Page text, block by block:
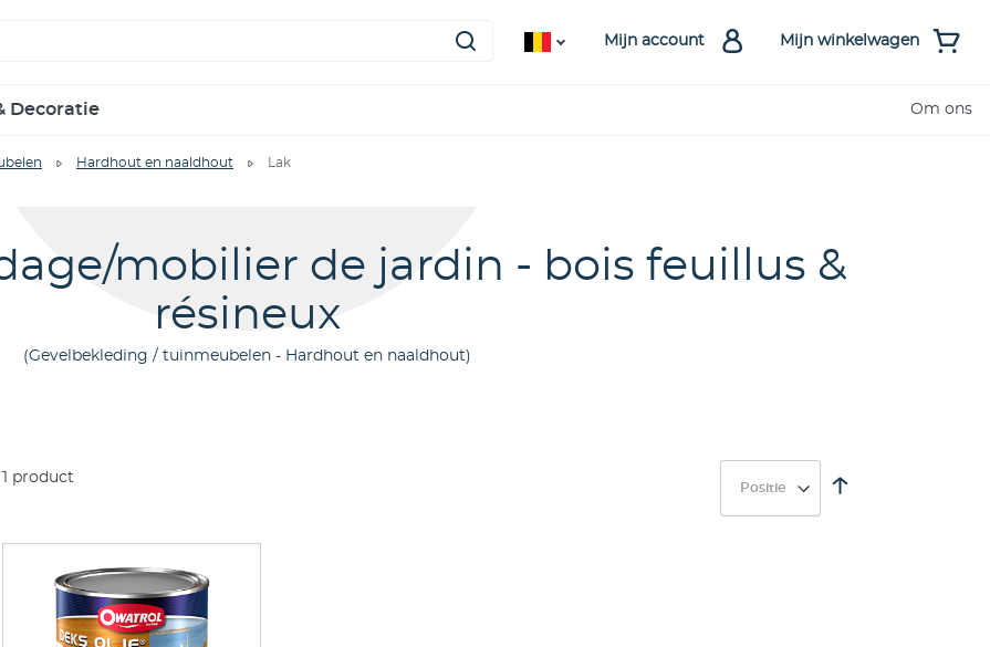
Mijn account Mijn winkelwagen
Decoratie Om ons
Hardhout en naaldhout Lak
mobilier de jardin - bois feuillus &
résineux
Gevelbekleding / tuinmeubelen - Hardhout en naaldhout
product
Van